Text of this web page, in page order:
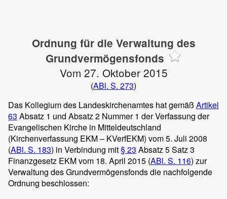
Ordnung für die Verwaltung des
Grundvermögensfonds
Vom 27. Oktober 2015
(ABl. S. 273)
Das Kollegium des Landeskirchenamtes hat gemäß Artikel
63 Absatz 1 und Absatz 2 Nummer 1 der Verfassung der
Evangelischen Kirche in Mitteldeutschland
(Kirchenverfassung EKM – KVerfEKM) vom 5. Juli 2008
(ABl. S. 183) in Verbindung mit§ 23 Absatz 5 Satz 3
Finanzgesetz EKM vom 18. April 2015 (ABl. S. 116) zur
Verwaltung des Grundvermögensfonds die nachfolgende
Ordnung beschlossen: